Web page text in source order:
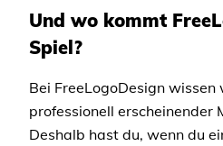
Und wo kommt
Spiel?
Bei FreeLogoDesign
professionell erscheinender
Deshalb hast du, wenn du